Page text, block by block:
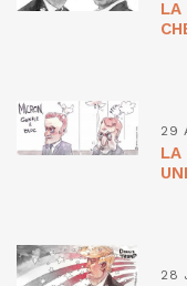
LA
29
LA
28